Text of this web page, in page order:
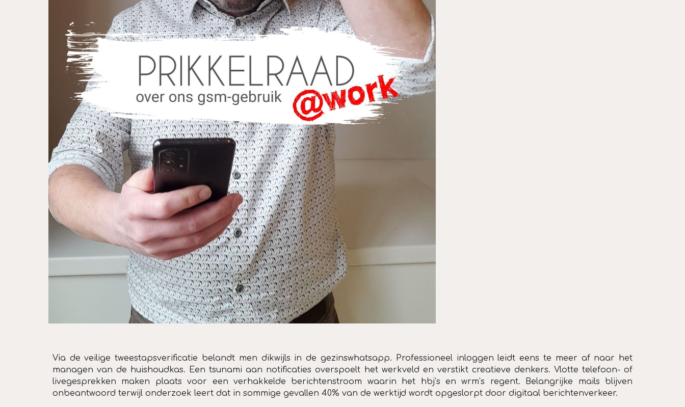
Via de veilige tweestapsverificatie belandt men dikwijls in de gezinswhatsapp. Professioneel inloggen leidt eens te meer af naar het
managen van de huishoudkas. Een tsunami aan notificaties overspoelt het werkveld en verstikt creatieve denkers. Vlotte telefoon- of
livegesprekken maken plaats voor een verhakkelde berichtenstroom waarin het hbj’s en wrm’s regent. Belangrijke mails blijven
onbeantwoord terwijl onderzoek leert dat in sommige gevallen 40% van de werktijd wordt opgeslorpt door digitaal berichtenverkeer.